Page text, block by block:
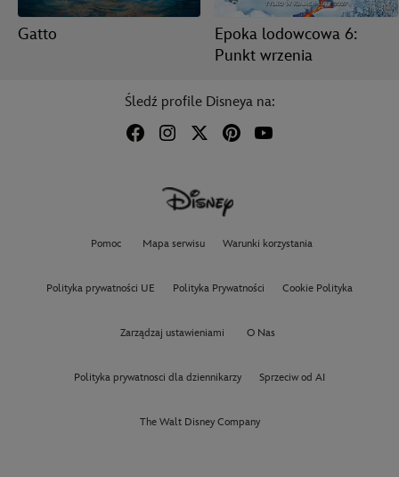
Gatto
Epoka lodowcowa 6:
Punkt wrzenia
Śledź profile Disneya na:
Pomoc Mapa serwisu Warunki korzystania
Polityka prywatności UE Polityka Prywatności Cookie Polityka
Zarządzaj ustawieniami O Nas
Polityka prywatnosci dla dziennikarzy Sprzeciw od AI
The Walt Disney Company